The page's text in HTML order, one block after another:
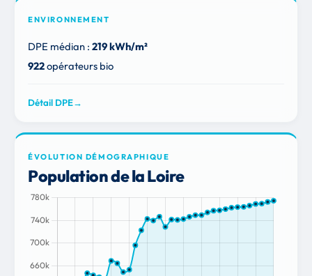
ENVIRONNEMENT
DPE médian :219 kWh/m²
922opérateurs bio
Détail DPE→
ÉVOLUTION DÉMOGRAPHIQUE
Population de la Loire